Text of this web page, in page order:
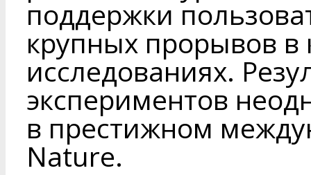
поддержки
крупных прорывов в
исследованиях.
экспериментов
в престижном
Nature.